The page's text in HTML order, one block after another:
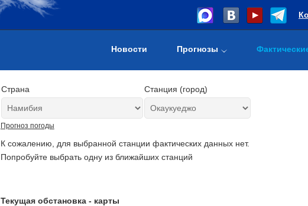
Новости Прогнозы
Страна Станция (город)
Прогноз погоды
К сожалению, для выбранной станции фактических данных нет.
Попробуйте выбрать одну из ближайших станций
Текущая обстановка - карты